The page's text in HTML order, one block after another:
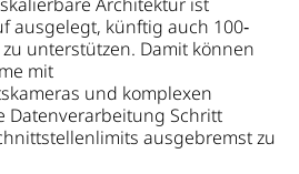
ausgelegt, künftig auch 100‑
unterstützen. Damit können
mit
und komplexen
Datenverarbeitung Schritt
ausgebremst zu